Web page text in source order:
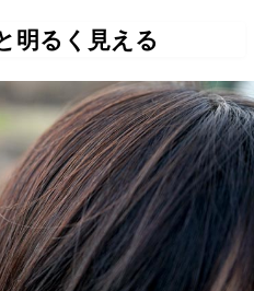
明るく見える